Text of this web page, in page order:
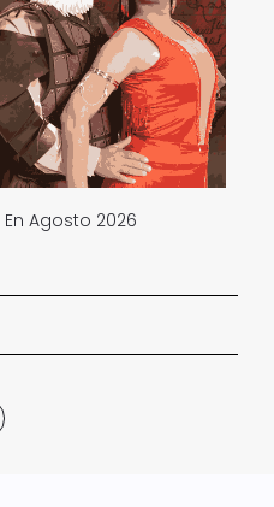
Agosto 2026